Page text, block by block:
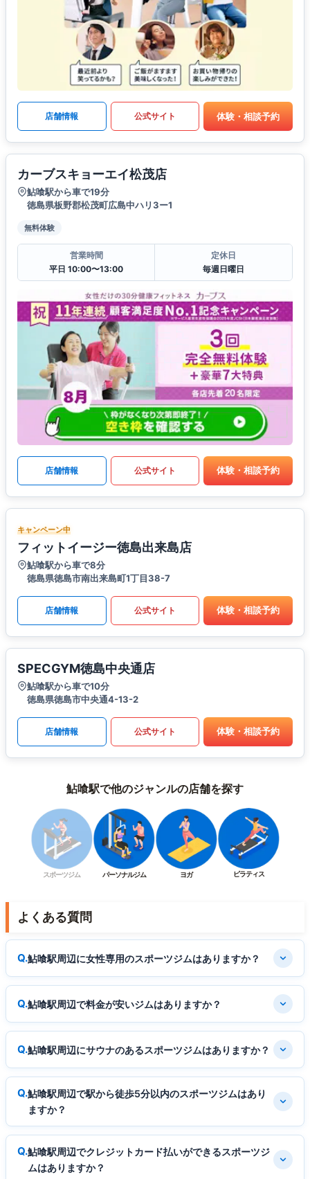
店舗情報 公式サイト 体験・相談予約
カーブスキョーエイ松茂店
鮎喰駅から車で19分
徳島県板野郡松茂町広島中ハリ3ー1
無料体験
営業時間
平日 10:00〜13:00
定休日
毎週日曜日
店舗情報 公式サイト 体験・相談予約
キャンペーン中
フィットイージー徳島出来島店
鮎喰駅から車で8分
徳島県徳島市南出来島町1丁目38-7
店舗情報 公式サイト 体験・相談予約
SPECGYM徳島中央通店
鮎喰駅から車で10分
徳島県徳島市中央通4-13-2
店舗情報 公式サイト 体験・相談予約
鮎喰駅で他のジャンルの店舗を探す
スポーツジム パーソナルジム ヨガ ピラティス
よくある質問
鮎喰駅周辺に女性専用のスポーツジムはありますか？
鮎喰駅周辺で料金が安いジムはありますか？
鮎喰駅周辺にサウナのあるスポーツジムはありますか？
鮎喰駅周辺で駅から徒歩5分以内のスポーツジムはあり
ますか？
鮎喰駅周辺でクレジットカード払いができるスポーツジ
ムはありますか？